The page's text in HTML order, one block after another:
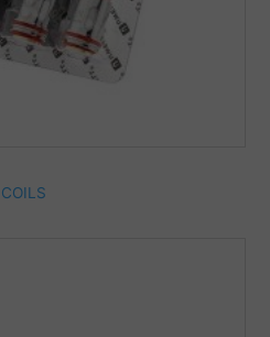
COILS